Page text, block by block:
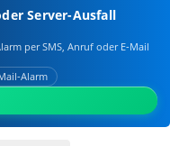
Server-Ausfall
per SMS, Anruf oder E‑Mail